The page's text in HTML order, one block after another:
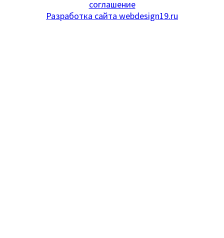
соглашение
Разработка сайта webdesign19.ru